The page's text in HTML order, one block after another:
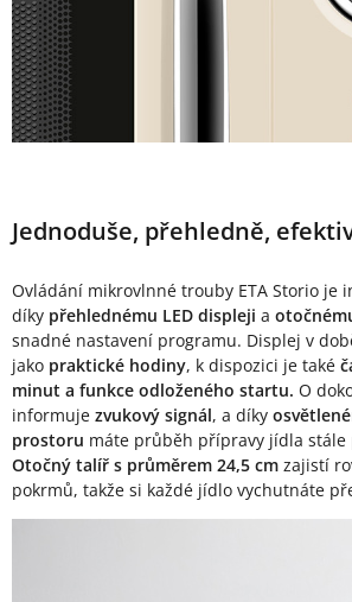
Jednoduše, přehledně,
Ovládání mikrovlnné trouby ETA Storio je
díky přehlednému LED displeji a
snadné nastavení programu. Displej v
jako praktické hodiny, k dispozici je také
minut a funkce odloženého startu. O
informuje zvukový signál, a díky
prostoru máte průběh přípravy jídla stále
Otočný talíř s průměrem 24,5 cm zajistí
pokrmů, takže si každé jídlo vychutnáte